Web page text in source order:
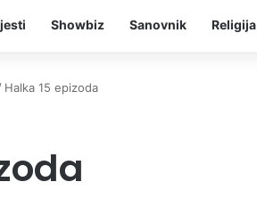
Showbiz Sanovnik Religija
Halka 15 epizoda